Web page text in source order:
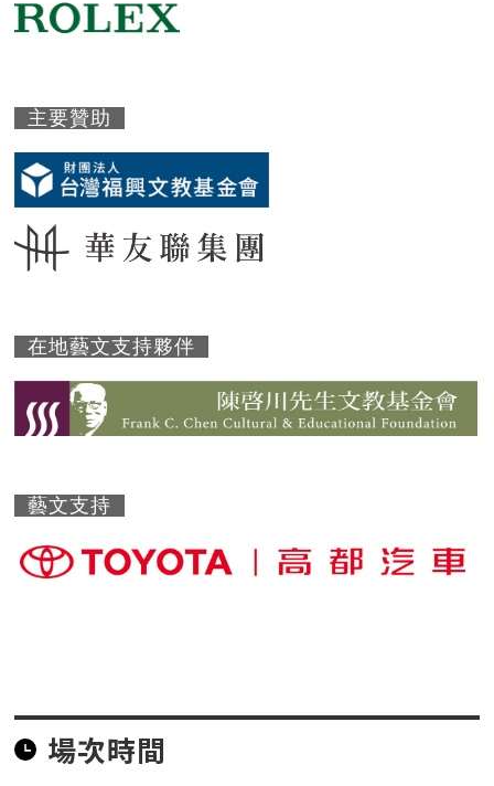
主要贊助
在地藝文支持夥伴
藝文支持
場次時間